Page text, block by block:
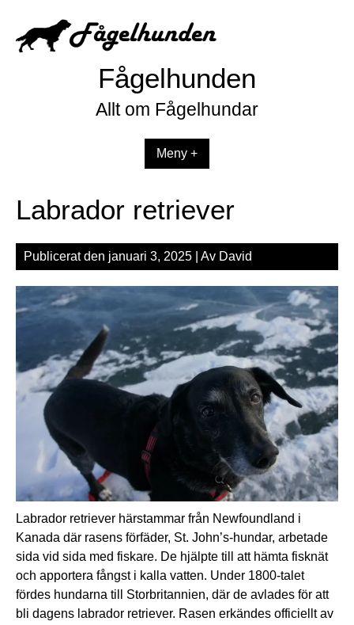
innehåll
Fågelhunden
Allt om Fågelhundar
Meny +
Labrador retriever
Publicerat den januari 3, 2025 | Av David
Labrador retriever härstammar från Newfoundland i
Kanada där rasens förfäder, St. John’s-hundar, arbetade
sida vid sida med fiskare. De hjälpte till att hämta fisknät
och apportera fångst i kalla vatten. Under 1800-talet
fördes hundarna till Storbritannien, där de avlades för att
bli dagens labrador retriever. Rasen erkändes officiellt av